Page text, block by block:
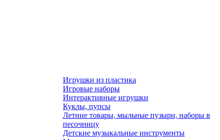
Игрушки из пластика
Игровые наборы
Интерактивные игрушки
Куклы, пупсы
Летние товары, мыльные пузыри, наборы в
песочницу
Детские музыкальные инструменты